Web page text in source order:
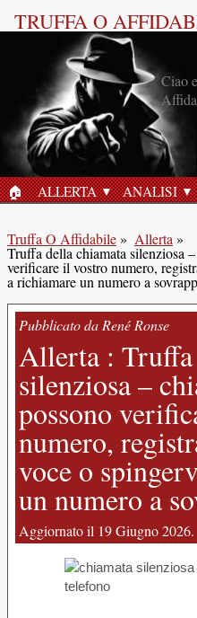
TRUFFA O
Ciao
HOME
🏠︎ ALLERTA ANALISI
Truffa O Affidabile» Allerta»
Truffa della chiamata silenziosa
verificare il vostro numero,
a richiamare un numero a
Pubblicato da René Ronse
Allerta :
silenziosa –
possono
numero,
voce o
un numero a
Aggiornato il 19 Giugno 2026.